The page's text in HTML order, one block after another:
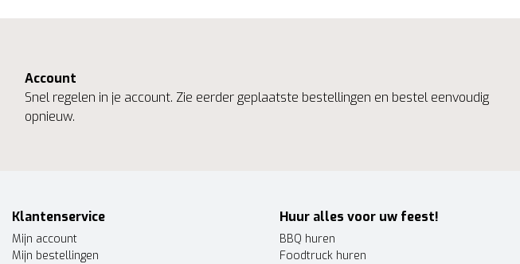
Account
Snel regelen in je account. Zie eerder geplaatste bestellingen en bestel eenvoudig
opnieuw.
Klantenservice
Mijn account
Mijn bestellingen
Huur alles voor uw feest!
BBQ huren
Foodtruck huren